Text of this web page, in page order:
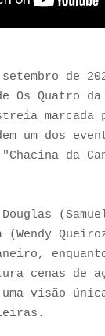
setembro
Os Quatro
marcada
um dos
"Chacina da
Douglas
(Wendy
cenas de
visão